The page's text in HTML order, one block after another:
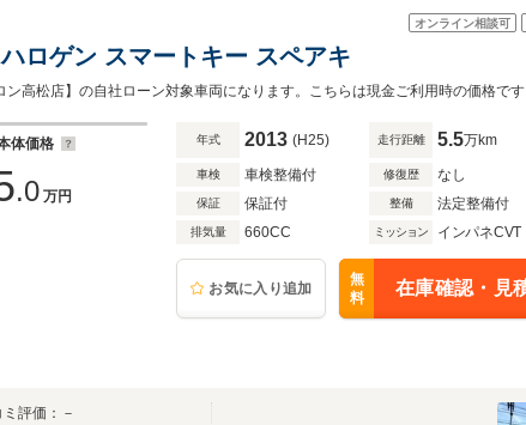
オンライン相談可
ロゲン スマートキー スペアキ
体価格
.0 万円
年式 2013 (H25) 走行距離 5.5万km
車検 車検整備付 修復歴 なし
保証 保証付 整備 法定整備付
排気量 660CC ミッション インパネCVT
お気に入り追加
無
料
在庫確認・見
評価：－